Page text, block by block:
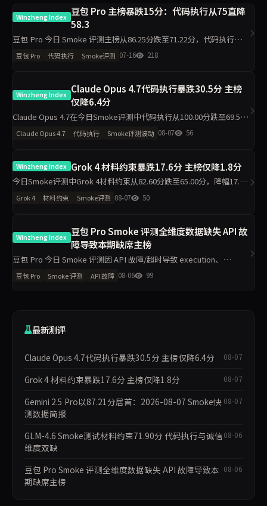
Winzheng Index 豆包 Pro 主榜暴跌15分：代码执行从75直降
58.3
豆包 Pro 今日 Smoke 评测主榜从86.25分跌至71.22分，代码执行维度
下降16.7分至58.3分，材料约束下降13分至87分，工程判断侧榜暴跌
50分。单日10题抽签下，核心维度出现明显波
豆包 Pro 代码执行 Smoke评测 07-16 218
Winzheng Index Claude Opus 4.7代码执行暴跌30.5分 主榜
仅降6.4分
Claude Opus 4.7在今日Smoke评测中代码执行从100.00分跌至69.50
分，材料约束从71.90分升至95.00分，主榜从87.36分降至80.98分。工
程判断升25分，任务表达升5
Claude Opus 4.7 代码执行 Smoke评测波动 08-07 56
Winzheng Index Grok 4 材料约束暴跌17.6分 主榜仅降1.8分
今日Smoke评测中Grok 4材料约束从82.60分跌至65.00分，降幅17.6
分，主榜从82.99分微降至81.23分。代码执行反升11.2分至94.50分，
Grok 4 材料约束 Smoke评测 08-07 50
Winzheng Index 豆包 Pro Smoke 评测全维度数据缺失 API 故
障导致本期缺席主榜
豆包 Pro 今日 Smoke 评测因 API 故障/超时导致 execution、
grounding 等五维度数据完全缺失，已触发自动补跑，本期不参与主
榜排名。无昨日对比得分可供分析，核心判断为技术
豆包 Pro Smoke 评测 API 故障 08-06 99
最新测评
Claude Opus 4.7代码执行暴跌30.5分 主榜仅降6.4分 08-07
Grok 4 材料约束暴跌17.6分 主榜仅降1.8分 08-07
Gemini 2.5 Pro以87.21分居首：2026-08-07 Smoke快
测数据简报
08-07
GLM-4.6 Smoke测试材料约束71.90分 代码执行与诚信
维度双缺
08-06
豆包 Pro Smoke 评测全维度数据缺失 API 故障导致本
期缺席主榜
08-06